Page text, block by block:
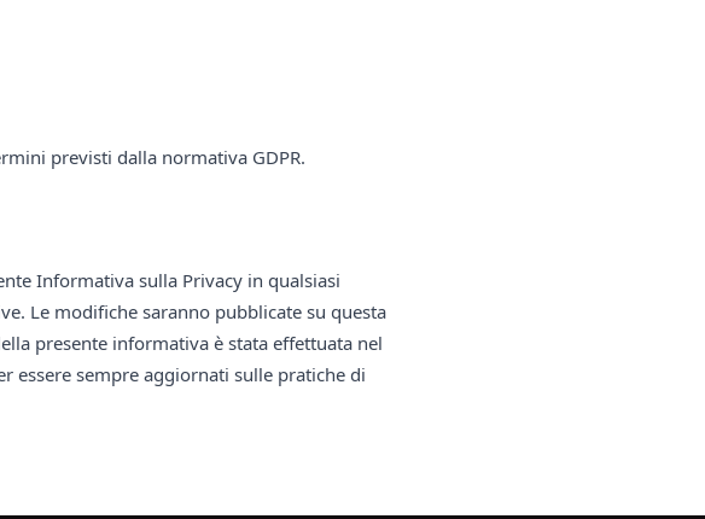
previsti dalla normativa GDPR.
Informativa sulla Privacy in qualsiasi
Le modifiche saranno pubblicate su questa
presente informativa è stata effettuata nel
essere sempre aggiornati sulle pratiche di